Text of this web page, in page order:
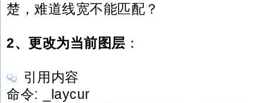
楚，难道线宽不能匹配？
2、更改为当前图层 ：
引用内容
命令: _laycur